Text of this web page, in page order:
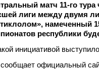
матч 11-го
лиги между двумя
намеченный
республики
инициативой
сообщает официальный